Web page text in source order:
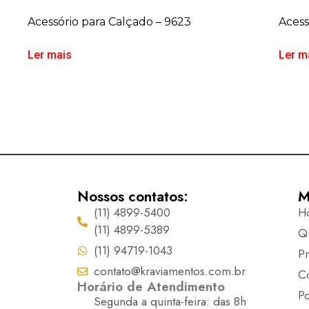
Acessório para Calçado – 9623
Ler mais Ler
Nossos contatos:
(11) 4899-5400
(11) 4899-5389
(11) 94719-1043
contato@kraviamentos.com.br
Horário de Atendimento
Segunda a quinta-feira: das 8h